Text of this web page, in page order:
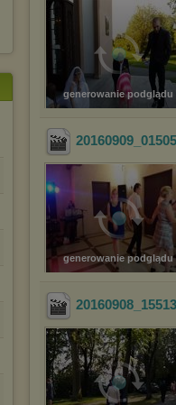
generowanie podglądu
generowanie podglądu